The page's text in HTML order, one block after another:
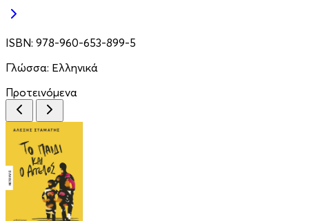
ISBN: 978-960-653-899-5
Γλώσσα: Ελληνικά
Προτεινόμενα